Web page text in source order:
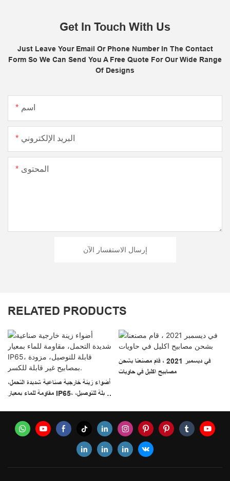
Get In Touch With Us
Just Leave Your Email Or Phone Number In The Contact
Form So We Can Send You A Free Quote For Our Wide Range
Of Designs
اسم
البريد الإلكتروني
المحتوى
إرسال الاستفسار الآن
RELATED PRODUCTS
أضواء زينة خارجية صناعية شديدة التحمل،
مقاومة للماء بمعيار IP65، قابلة للتوصيل،
في ديسمبر 2021 ، قام مصنعنا بشحن
مصابيح اكليل في حاويات